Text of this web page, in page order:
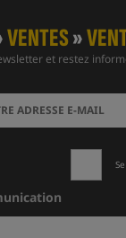
VENTES»
et restez